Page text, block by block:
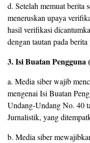
d. Setelah memuat berita
meneruskan upaya
hasil verifikasi
dengan tautan pada
3. Isi Buatan Pengguna
a. Media siber wajib
mengenai Isi Buatan
Undang-Undang No. 40
Jurnalistik, yang
b. Media siber